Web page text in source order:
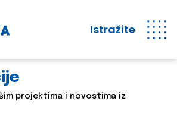
Istražite
projektima i novostima iz